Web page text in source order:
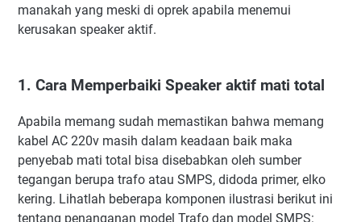
manakah yang meski di oprek apabila menemui
kerusakan speaker aktif.
1. Cara Memperbaiki Speaker aktif mati total
Apabila memang sudah memastikan bahwa memang
kabel AC 220v masih dalam keadaan baik maka
penyebab mati total bisa disebabkan oleh sumber
tegangan berupa trafo atau SMPS, didoda primer, elko
kering. Lihatlah beberapa komponen ilustrasi berikut ini
tentang penanganan model Trafo dan model SMPS: